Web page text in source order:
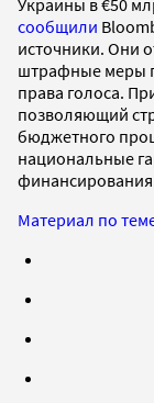
сообщили
источники. Они
штрафные меры
права голоса.
позволяющий
бюджетного
национальные
Материал по